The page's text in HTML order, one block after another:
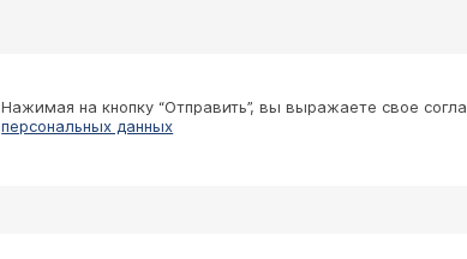
Нажимая на кнопку “Отправить”, вы выражаете свое
персональных данных